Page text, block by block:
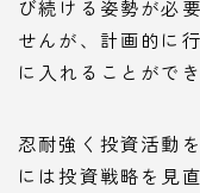
び続ける姿勢が必
せんが、計画的に
に入れることができ
忍耐強く投資活動
には投資戦略を見